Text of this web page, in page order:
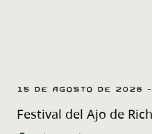
15 de agosto de 2026
Festival del Ajo de